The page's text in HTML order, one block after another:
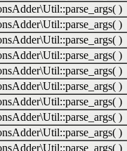
)
)
)
)
)
)
)
)
)
)